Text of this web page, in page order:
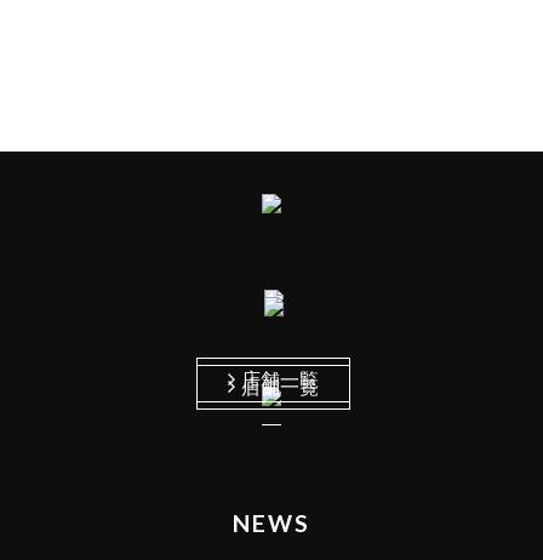
店舗一覧
店舗一覧
NEWS